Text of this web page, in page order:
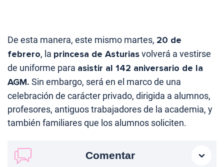
De esta manera, este mismo martes, 20 de
febrero, la princesa de Asturiasvolverá a vestirse
de uniforme para asistir al 142 aniversario de la
AGM. Sin embargo, será en el marco de una
celebración de carácter privado, dirigida a alumnos,
profesores, antiguos trabajadores de la academia, y
también familiares que los alumnos soliciten.
Comentar